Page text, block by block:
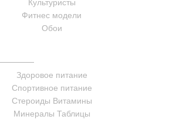
Культуристы
Фитнес модели
Обои
Здоровое питание
Спортивное питание
Стероиды Витамины
Минералы Таблицы